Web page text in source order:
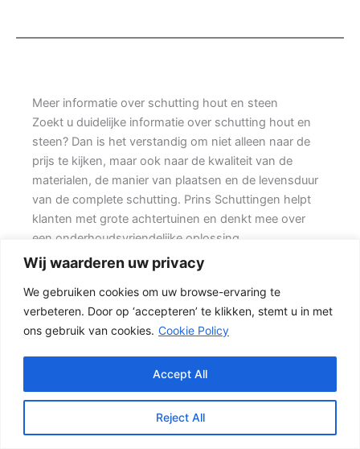
Wij waarderen uw privacy
We gebruiken cookies om uw browse-ervaring te
verbeteren. Door op ‘accepteren’ te klikken, stemt u in met
ons gebruik van cookies. Cookie Policy
Reject All
Accept All
Meer informatie over schutting hout en steen
Zoekt u duidelijke informatie over schutting hout en
steen? Dan is het verstandig om niet alleen naar de
prijs te kijken, maar ook naar de kwaliteit van de
materialen, de manier van plaatsen en de levensduur
van de complete schutting. Prins Schuttingen helpt
klanten met grote achtertuinen en denkt mee over
een onderhoudsvriendelijke oplossing.
De juiste erfafscheiding begint met een goed plan.
Wilt u zo min mogelijk onderhoud, dan is een
betonschutting of hout-beton combinatie vaak een
slimme keuze. Daarom is persoonlijk advies vaak
beter dan alleen online een standaardprijs bekijken.
De juiste keuze voor uw tuin
Een hout-beton schutting is populair omdat deze